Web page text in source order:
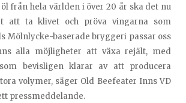
från hela världen i över 20 år ska det nu
att ta klivet och pröva vingarna som
Mölnlycke-baserade bryggeri passar oss
alla möjligheter att växa rejält, med
bevisligen klarar av att producera
volymer, säger Old Beefeater Inns VD
pressmeddelande.